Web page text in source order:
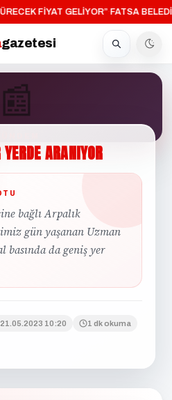
FİYAT GELİYOR”·FATSA
gazetesi
📰
YERDEARANIYOR
bağlı Arpalık
gün yaşanan Uzman
basında da geniş yer
21.05.2023 10:20 1 dk okuma